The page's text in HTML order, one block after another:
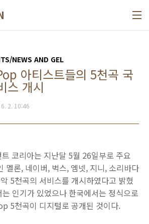
NEWS AND GEL
아티스트들의 5천곡 국
스 개시
2. 10:46
코리아는 지난달 5월 26일부로 주요
멜론, 네이버, 벅스, 엠넷, 지니, 소리바다
5천곡의 서비스를 개시하였다고 밝혔
인기가 있었으나 한국에서는 정식으로
5천곡이 디지털로 공개된 것이다.